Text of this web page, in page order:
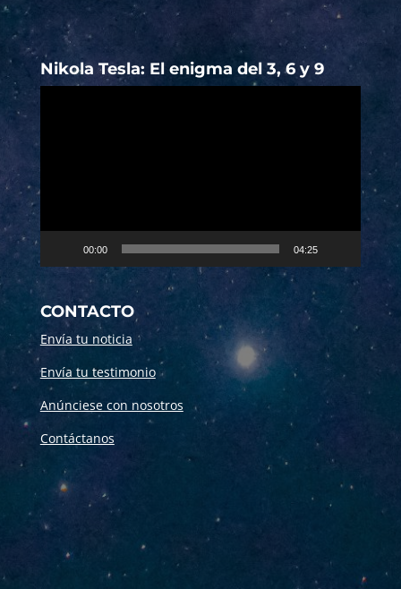
Nikola Tesla: El enigma del 3, 6 y 9
00:00 04:25
CONTACTO
Envía tu noticia
Envía tu testimonio
Anúnciese con nosotros
Contáctanos